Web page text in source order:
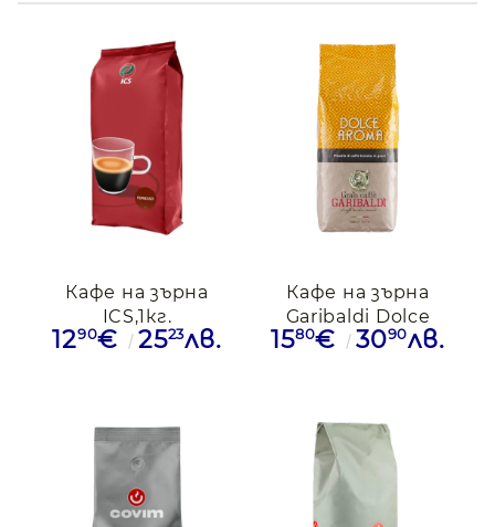
Кафе на зърна
ICS,1кг.
1290€ 2523лв.
Кафе на зърна
Garibaldi Dolce
Aroma, 1кг.
1580€ 3090лв.